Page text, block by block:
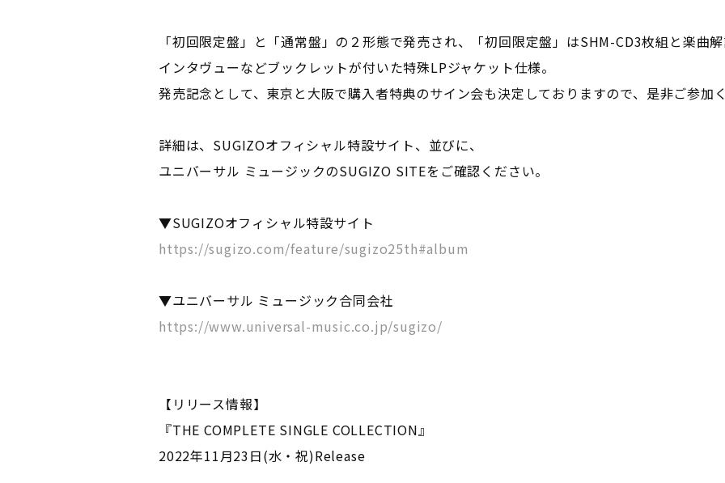
「初回限定盤」と「通常盤」の２形態で発売され、「初回限定盤」はSHM-CD3枚組と楽曲解
インタヴューなどブックレットが付いた特殊LPジャケット仕様。
発売記念として、東京と大阪で購入者特典のサイン会も決定しておりますので、是非ご参加
詳細は、SUGIZOオフィシャル特設サイト、並びに、
ユニバーサル ミュージックのSUGIZO SITEをご確認ください。
▼SUGIZOオフィシャル特設サイト
https://sugizo.com/feature/sugizo25th#album
▼ユニバーサル ミュージック合同会社
https://www.universal-music.co.jp/sugizo/
【リリース情報】
『THE COMPLETE SINGLE COLLECTION』
2022年11月23日(水・祝)Release